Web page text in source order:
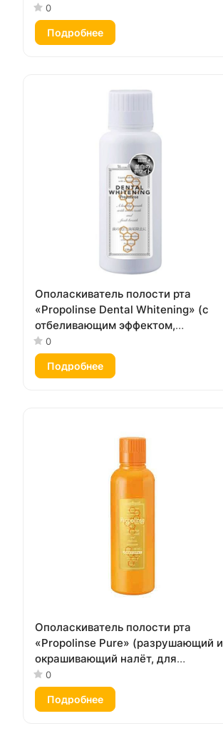
налёт, для курильщиков,
спиртовой, вкус «Экстра мята»)
150 мл
0
Подробнее
Ополаскиватель полости рта
«Propolinse Dental Whitening» (с
отбеливающим эффектом,
спиртовой, вкус «Свежая мята»)
150 мл
0
Подробнее
Ополаскиватель полости рта
«Propolinse Pure» (разрушающий и
окрашивающий налёт, для
чувствительных зубов,
бесспиртовой, вкус «Прополис»)
600 мл
0
Подробнее